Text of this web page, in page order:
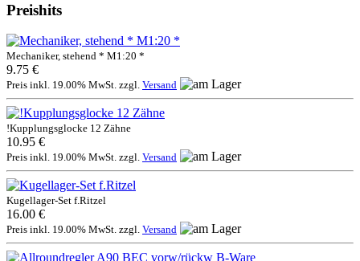
Preishits
Mechaniker, stehend * M1:20 *
9.75 €
Preis inkl. 19.00% MwSt. zzgl. Versand
!Kupplungsglocke 12 Zähne
10.95 €
Preis inkl. 19.00% MwSt. zzgl. Versand
Kugellager-Set f.Ritzel
16.00 €
Preis inkl. 19.00% MwSt. zzgl. Versand